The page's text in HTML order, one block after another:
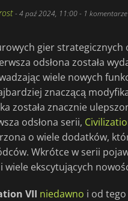
-4 paź 2024, 11:00- 1 komentarze
gier
odsłona została
wiele nowych
znaczącą
została znacznie
odsłona serii,
o wiele dodatków,
Wkrótce w serii
ekscytujących
VII niedawno i od tego